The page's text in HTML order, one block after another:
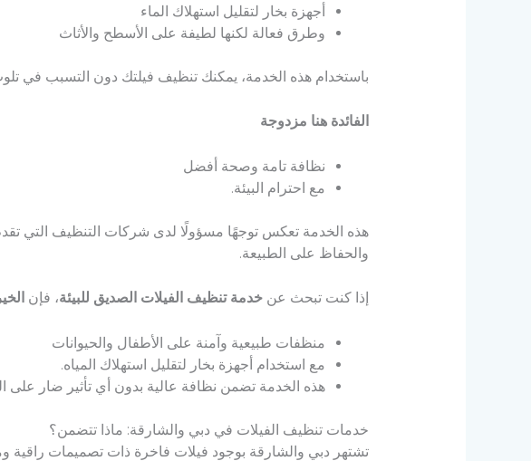
أجهزة بخار لتقليل استهلاك الماء
وطرق فعالة لكنها لطيفة على الأسطح والأثاث
باستخدام هذه الخدمة، يمكنك تنظيف فيلتك دون التسبب في
الفائدة هنا مزدوجة
نظافة تامة وصحة أفضل
مع احترام البيئة.
هذه الخدمة تعكس توجهًا مسؤولًا لدى شركات التنظيف التي
والحفاظ على الطبيعة.
إذا كنت تبحث عن خدمة تنظيف الفيلات الصديق للبيئة، فإن
منظفات طبيعية وآمنة على الأطفال والحيوانات
مع استخدام أجهزة بخار لتقليل استهلاك المياه.
هذه الخدمة تضمن نظافة عالية بدون أي تأثير ضار على
خدمات تنظيف الفيلات في دبي والشارقة: ماذا تتضمن؟
تشتهر دبي والشارقة بوجود فيلات فاخرة ذات تصميمات راقية